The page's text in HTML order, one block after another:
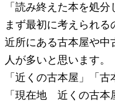
「読み終えた本を処
まず最初に考えられる
近所にある古本屋や中
人が多いと思います。
「近くの古本屋」「
「現在地 近くの古本